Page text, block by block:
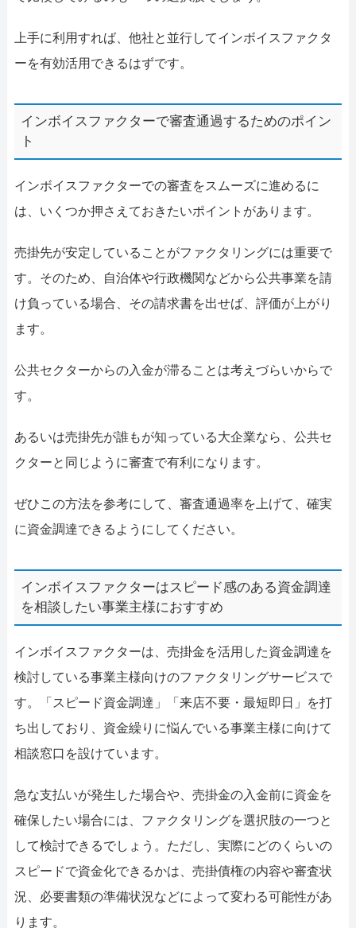
上手に利用すれば、他社と並行してインボイスファクタ
ーを有効活用できるはずです。
インボイスファクターで審査通過するためのポイン
ト
インボイスファクターでの審査をスムーズに進めるに
は、いくつか押さえておきたいポイントがあります。
売掛先が安定していることがファクタリングには重要で
す。そのため、自治体や行政機関などから公共事業を請
け負っている場合、その請求書を出せば、評価が上がり
ます。
公共セクターからの入金が滞ることは考えづらいからで
す。
あるいは売掛先が誰もが知っている大企業なら、公共セ
クターと同じように審査で有利になります。
ぜひこの方法を参考にして、審査通過率を上げて、確実
に資金調達できるようにしてください。
インボイスファクターはスピード感のある資金調達
を相談したい事業主様におすすめ
インボイスファクターは、売掛金を活用した資金調達を
検討している事業主様向けのファクタリングサービスで
す。「スピード資金調達」「来店不要・最短即日」を打
ち出しており、資金繰りに悩んでいる事業主様に向けて
相談窓口を設けています。
急な支払いが発生した場合や、売掛金の入金前に資金を
確保したい場合には、ファクタリングを選択肢の一つと
して検討できるでしょう。ただし、実際にどのくらいの
スピードで資金化できるかは、売掛債権の内容や審査状
況、必要書類の準備状況などによって変わる可能性があ
ります。